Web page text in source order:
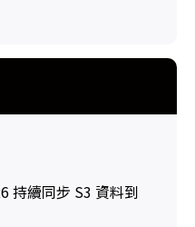
持續同步 S3 資料到